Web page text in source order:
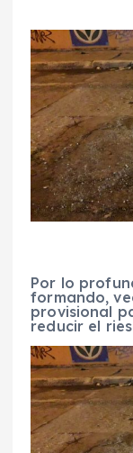
Por lo
formando,
provisional
reducir el